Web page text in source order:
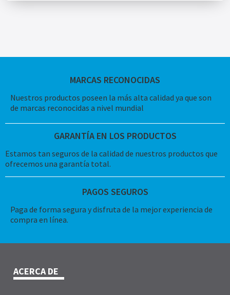
MARCAS RECONOCIDAS
Nuestros productos poseen la más alta calidad ya que son
de marcas reconocidas a nivel mundial
GARANTÍA EN LOS PRODUCTOS
Estamos tan seguros de la calidad de nuestros productos que
ofrecemos una garantía total.
PAGOS SEGUROS
Paga de forma segura y disfruta de la mejor experiencia de
compra en línea.
ACERCA DE